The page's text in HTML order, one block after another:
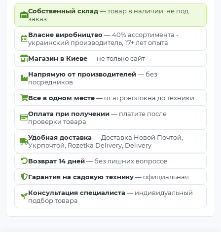
Собственный склад— товар в наличии, не под
заказ
Власне виробництво — 40% ассортимента -
украинский производитель, 17+ лет опыта
Магазин в Киеве— не только сайт
Напрямую от производителей— без
посредников
Все в одном месте— от агроволокна до техники
Оплата при получении— платите после
проверки товара
Удобная доставка — Доставка Новой Почтой,
Укрпочтой, Rozetka Delivery, Delivery
Возврат 14 дней— без лишних вопросов
Гарантия на садовую технику— официальная
Консультация специалиста — индивидуальный
подбор товара